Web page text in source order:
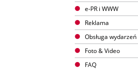
e-PR i WWW
Reklama
Obsługa wydarzeń
Foto & Video
FAQ